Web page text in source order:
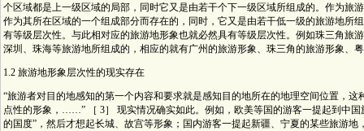
个区域都是上一级区域的局部，同时它又是由若干个下一级区域所组成的。作为旅
作为其所在区域的一个组成部分而存在的，同时，它又是由若干低一级的旅游地所
有等级层次性。与此相对应的旅游地形象也就必然具有等级层次性。例如珠三角旅
深圳、珠海等旅游地所组成的，相应的就有广州的旅游形象、珠三角的旅游形象、
1.2 旅游地形象层次性的现实存在
“旅游者对目的地感知的第一个内容和要求就是感知目的地所在的地理空间位置，
点性的形象，……” ［ 3］ 现实情况确实如此。例如，欧美等国的游客一提起到中
的国度”，然后才想起长城、故宫等形象；国内游客一提起新疆、宁夏的某些旅游